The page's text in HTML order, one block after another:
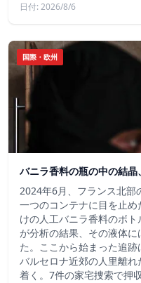
日付: 2026/8/6
国際・欧州
バニラ香料の瓶の中の結
2024年6月、フランス北部
一つのコンテナに目を止
けの人工バニラ香料のボ
が分析の結果、その液体
た。ここから始まった追
バルセロナ近郊の人里離
着く。7件の家宅捜索で押